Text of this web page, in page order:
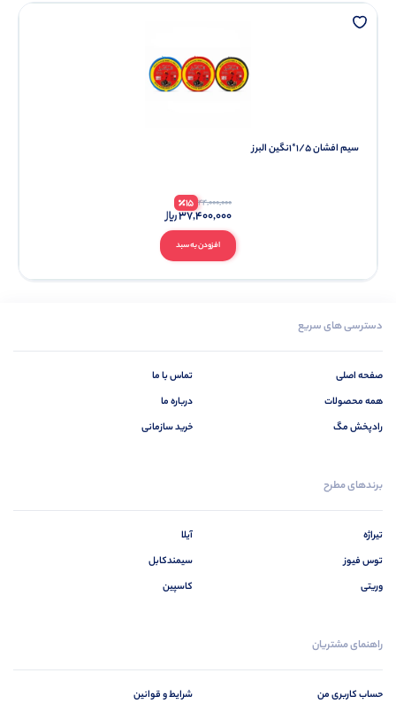
سیم افشان 1/5*1نگین البرز
افزودن به سبد
44,000,000
15
37,400,000
دسترسی های سریع
صفحه اصلی
همه محصولات
رادپخش مگ
تماس با ما
درباره ما
خرید سازمانی
برندهای مطرح
تیراژه
توس فیوز
وریتی
آیلا
سیمندکابل
کاسپین
راهنمای مشتریان
حساب کاربری من
شرایط و قوانین